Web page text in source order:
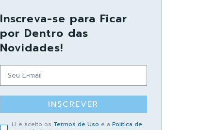
Inscreva-se para Ficar
por Dentro das
Novidades!
INSCREVER
Li e aceito os Termos de Uso e a Política de